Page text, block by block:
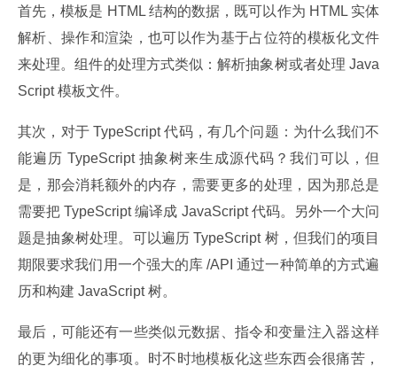
首先，模板是 HTML 结构的数据，既可以作为 HTML 实体
解析、操作和渲染，也可以作为基于占位符的模板化文件
来处理。组件的处理方式类似：解析抽象树或者处理 Java
Script 模板文件。
其次，对于 TypeScript 代码，有几个问题：为什么我们不
能遍历 TypeScript 抽象树来生成源代码？我们可以，但
是，那会消耗额外的内存，需要更多的处理，因为那总是
需要把 TypeScript 编译成 JavaScript 代码。另外一个大问
题是抽象树处理。可以遍历 TypeScript 树，但我们的项目
期限要求我们用一个强大的库 /API 通过一种简单的方式遍
历和构建 JavaScript 树。
最后，可能还有一些类似元数据、指令和变量注入器这样
的更为细化的事项。时不时地模板化这些东西会很痛苦，